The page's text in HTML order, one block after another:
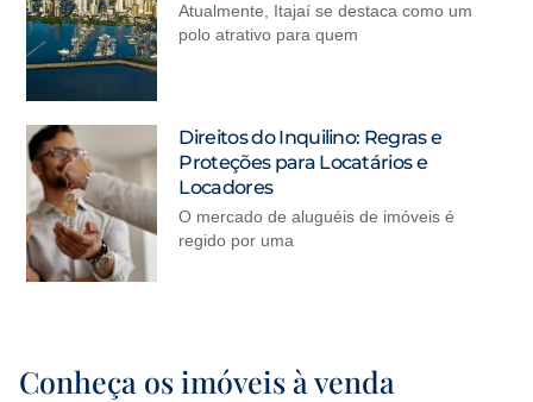
Atualmente, Itajaí se destaca como um
polo atrativo para quem
Direitos do Inquilino: Regras e
Proteções para Locatários e
Locadores
O mercado de aluguéis de imóveis é
regido por uma
Conheça os imóveis à venda